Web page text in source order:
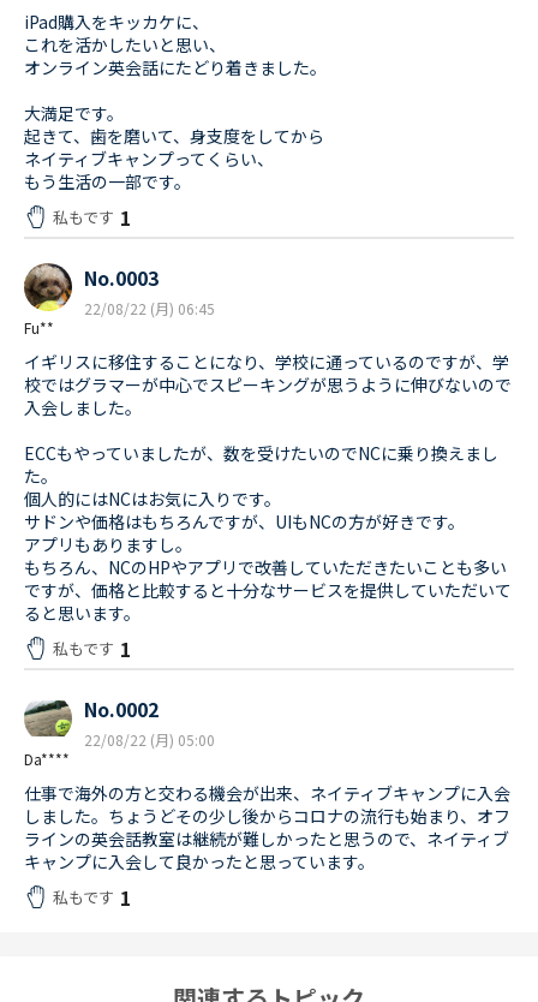
iPad購入をキッカケに、
これを活かしたいと思い、
オンライン英会話にたどり着きました。
大満足です。
起きて、歯を磨いて、身支度をしてから
ネイティブキャンプってくらい、
もう生活の一部です。
私もです 1
Fu**
No.0003
22/08/22 (月) 06:45
イギリスに移住することになり、学校に通っているのですが、学
校ではグラマーが中心でスピーキングが思うように伸びないので
入会しました。
ECCもやっていましたが、数を受けたいのでNCに乗り換えまし
た。
個人的にはNCはお気に入りです。
サドンや価格はもちろんですが、UIもNCの方が好きです。
アプリもありますし。
もちろん、NCのHPやアプリで改善していただきたいことも多い
ですが、価格と比較すると十分なサービスを提供していただいて
ると思います。
私もです 1
Da****
No.0002
22/08/22 (月) 05:00
仕事で海外の方と交わる機会が出来、ネイティブキャンプに入会
しました。ちょうどその少し後からコロナの流行も始まり、オフ
ラインの英会話教室は継続が難しかったと思うので、ネイティブ
キャンプに入会して良かったと思っています。
私もです 1